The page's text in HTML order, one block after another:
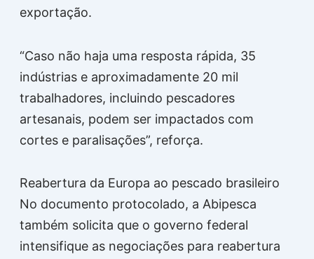
exportação.
“Caso não haja uma resposta rápida, 35
indústrias e aproximadamente 20 mil
trabalhadores, incluindo pescadores
artesanais, podem ser impactados com
cortes e paralisações”, reforça.
Reabertura da Europa ao pescado brasileiro
No documento protocolado, a Abipesca
também solicita que o governo federal
intensifique as negociações para reabertura